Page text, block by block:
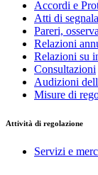
Accordi e
Atti di
Pareri,
Relazioni
Relazioni su
Consultazioni
Audizioni
Misure di
Attività di regolazione
Servizi e